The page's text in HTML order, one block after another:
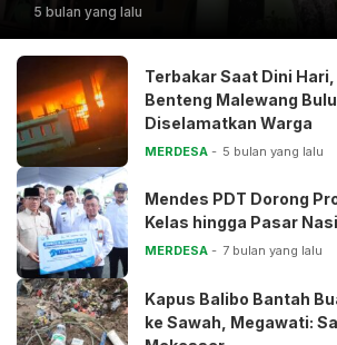
5 bulan yang lalu
Terbakar Saat Dini
Benteng Malewang
Diselamatkan Warga
MERDESA 5 bulan yang lalu
Mendes PDT Dorong
Kelas hingga Pasar
MERDESA 7 bulan yang lalu
Kapus Balibo Bantah
ke Sawah, Megawati: